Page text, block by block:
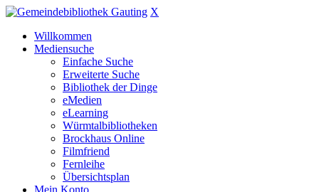
X
Willkommen
Mediensuche
Einfache Suche
Erweiterte Suche
Bibliothek der Dinge
eMedien
eLearning
Würmtalbibliotheken
Brockhaus Online
Filmfriend
Fernleihe
Übersichtsplan
Mein Konto